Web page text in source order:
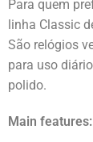
Para quem
linha Classic
São relógios
para uso
polido.
Main features: